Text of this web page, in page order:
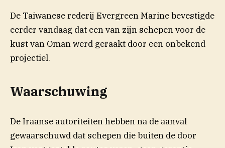
De Taiwanese rederij Evergreen Marine bevestigde
eerder vandaag dat een van zijn schepen voor de
kust van Oman werd geraakt door een onbekend
projectiel.
Waarschuwing
De Iraanse autoriteiten hebben na de aanval
gewaarschuwd dat schepen die buiten de door